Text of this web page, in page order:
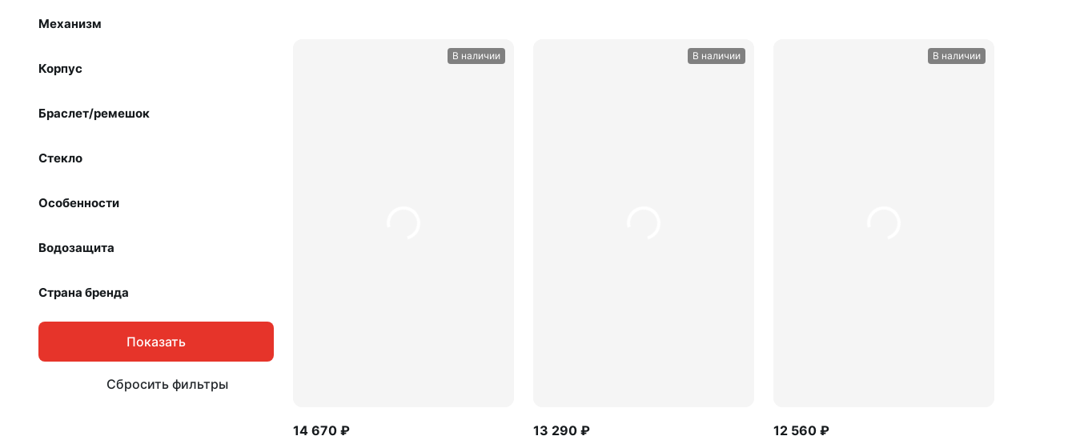
Механизм
Корпус
Браслет/ремешок
Стекло
Особенности
Водозащита
Страна бренда
Показать
Сбросить фильтры
В наличии
14 670 ₽
В наличии
13 290 ₽
В наличии
12 560 ₽